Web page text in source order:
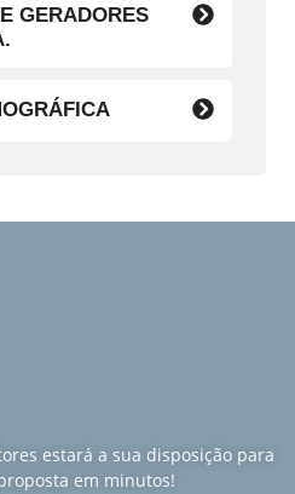
GERADORES
estará a sua disposição para
em minutos!